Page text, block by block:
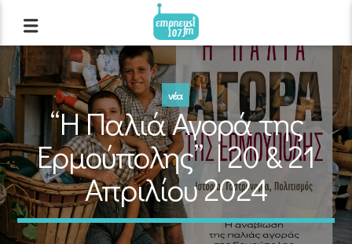
νέα
“Η Παλιά Αγορά της
Ερμούπολης” | 20 & 21
Απριλίου 2024